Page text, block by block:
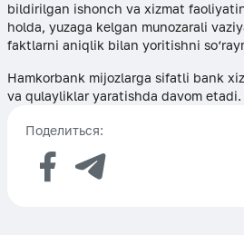
bildirilgan ishonch va xizmat
holda, yuzaga kelgan munozarali
faktlarni aniqlik bilan yoritishni
Hamkorbank mijozlarga sifatli bank
va qulayliklar yaratishda davom etadi.
Поделиться: